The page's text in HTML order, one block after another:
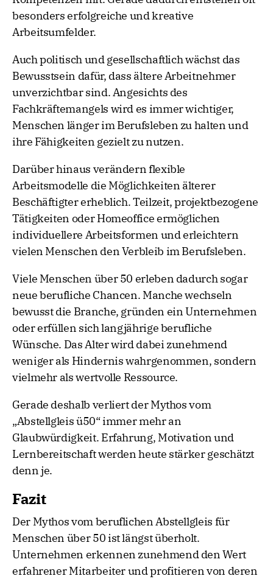
besonders erfolgreiche und kreative
Arbeitsumfelder.
Auch politisch und gesellschaftlich wächst das
Bewusstsein dafür, dass ältere Arbeitnehmer
unverzichtbar sind. Angesichts des
Fachkräftemangels wird es immer wichtiger,
Menschen länger im Berufsleben zu halten und
ihre Fähigkeiten gezielt zu nutzen.
Darüber hinaus verändern flexible
Arbeitsmodelle die Möglichkeiten älterer
Beschäftigter erheblich. Teilzeit, projektbezogene
Tätigkeiten oder Homeoffice ermöglichen
individuellere Arbeitsformen und erleichtern
vielen Menschen den Verbleib im Berufsleben.
Viele Menschen über 50 erleben dadurch sogar
neue berufliche Chancen. Manche wechseln
bewusst die Branche, gründen ein Unternehmen
oder erfüllen sich langjährige berufliche
Wünsche. Das Alter wird dabei zunehmend
weniger als Hindernis wahrgenommen, sondern
vielmehr als wertvolle Ressource.
Gerade deshalb verliert der Mythos vom
„Abstellgleis ü50“ immer mehr an
Glaubwürdigkeit. Erfahrung, Motivation und
Lernbereitschaft werden heute stärker geschätzt
denn je.
Fazit
Der Mythos vom beruflichen Abstellgleis für
Menschen über 50 ist längst überholt.
Unternehmen erkennen zunehmend den Wert
erfahrener Mitarbeiter und profitieren von deren